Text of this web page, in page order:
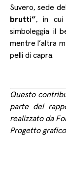
Suvero, sede
brutti”, in cui
simboleggia il
mentre l’altra
pelli di capra.
Questo
parte del
realizzato da
Progetto